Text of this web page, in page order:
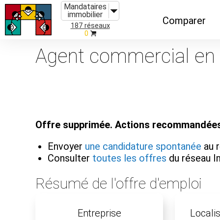
Mandataires
immobilier
187 réseaux
0
Comparer
Caractéristiques
Organismes de
Agent commercial
Offre supprimée. Actions
Envoyer une candidature spontanée au
Consulter toutes les offres du réseau
Résumé de l'offre d'emploi
Entreprise